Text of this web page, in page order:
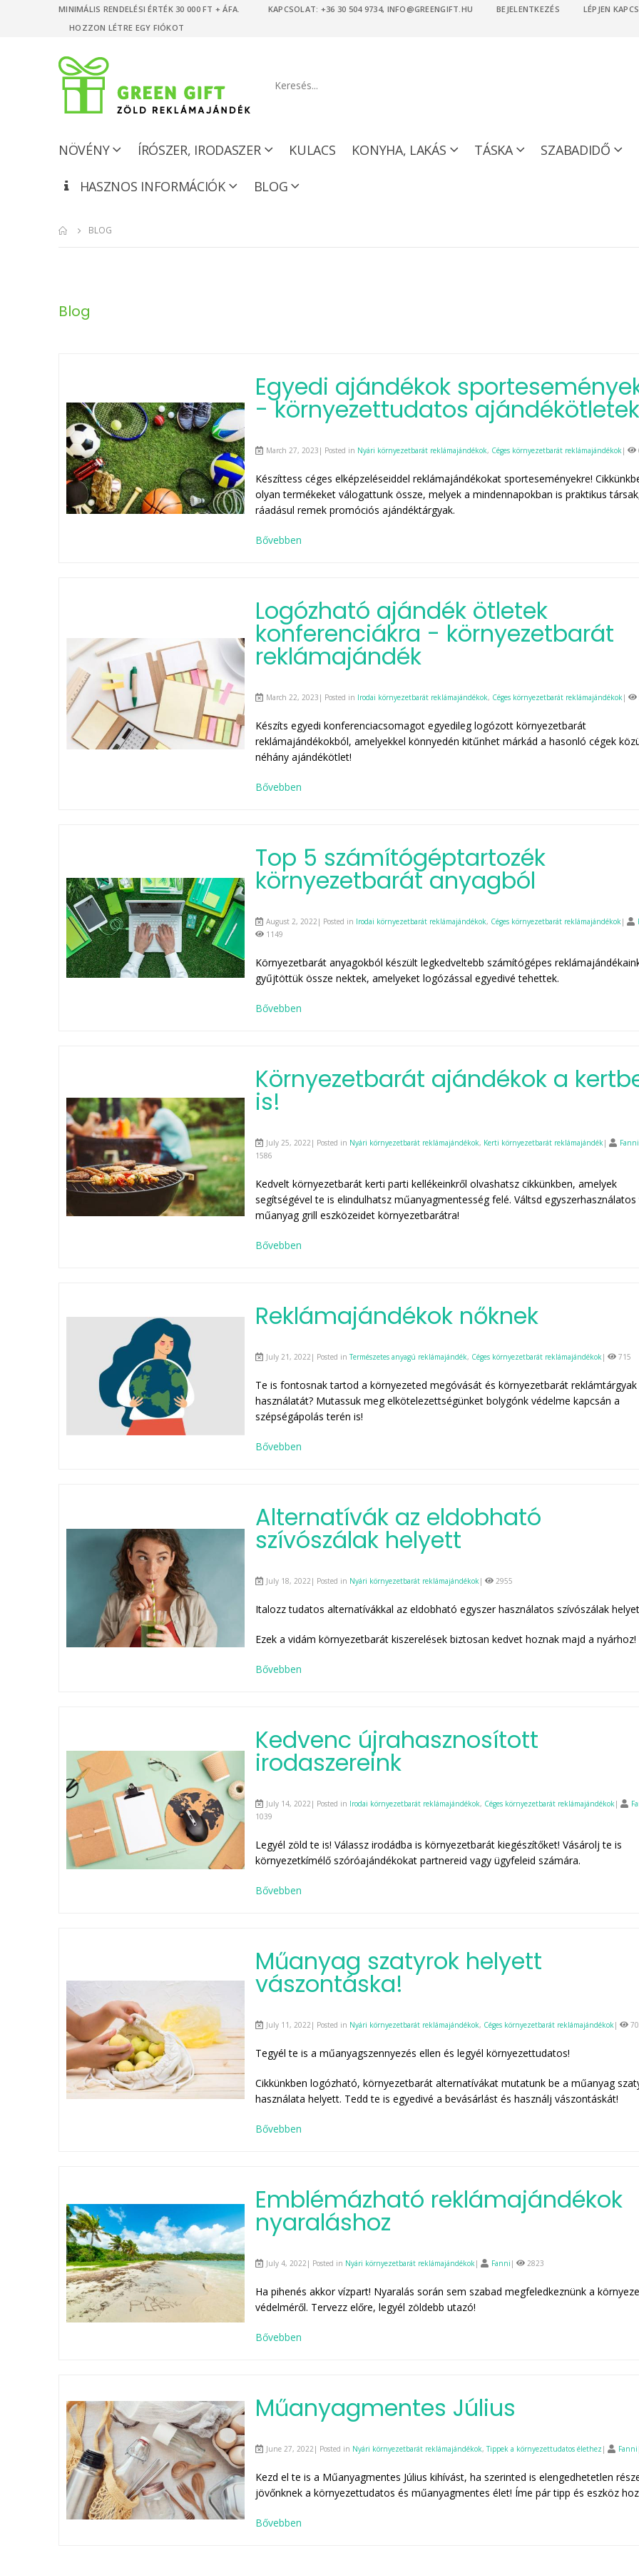
MINIMÁLIS RENDELÉSI ÉRTÉK 30 000 FT + ÁFA. KAPCSOLAT: +36 30 504 9734, INFO@GREENGIFT.HU BEJELENTKEZÉS
LÉPJEN
HOZZON LÉTRE EGY FIÓKOT
NÖVÉNY ÍRÓSZER, IRODASZER KULACS KONYHA, LAKÁS TÁSKA SZABADIDŐ
HASZNOS INFORMÁCIÓK BLOG
BLOG
Blog
Egyedi ajándékok
- környezettudatos ajándékötletek
March 27, 2023| Posted in Nyári környezetbarát reklámajándékok, Céges környezetbarát reklámajándékok|
Készíttess céges elképzeléseiddel reklámajándékokat sporteseményekre!
olyan termékeket válogattunk össze, melyek a mindennapokban is praktikus
ráadásul remek promóciós ajándéktárgyak.
Bővebben
Logózható ajándék ötletek
konferenciákra - környezetbarát
reklámajándék
March 22, 2023| Posted in Irodai környezetbarát reklámajándékok, Céges környezetbarát reklámajándékok|
Készíts egyedi konferenciacsomagot egyedileg logózott környezetbarát
reklámajándékokból, amelyekkel könnyedén kitűnhet márkád a hasonló cégek
néhány ajándékötlet!
Bővebben
Top 5 számítógéptartozék
környezetbarát anyagból
August 2, 2022| Posted in Irodai környezetbarát reklámajándékok, Céges környezetbarát reklámajándékok|
1149
Környezetbarát anyagokból készült legkedveltebb számítógépes
gyűjtöttük össze nektek, amelyeket logózással egyedivé tehettek.
Bővebben
Környezetbarát ajándékok a
is!
July 25, 2022| Posted in Nyári környezetbarát reklámajándékok, Kerti környezetbarát reklámajándék| Fanni
1586
Kedvelt környezetbarát kerti parti kellékeinkről olvashatsz cikkünkben, amelyek
segítségével te is elindulhatsz műanyagmentesség felé. Váltsd egyszerhasználatos
műanyag grill eszközeidet környezetbarátra!
Bővebben
Reklámajándékok nőknek
July 21, 2022| Posted inTermészetes anyagú reklámajándék, Céges környezetbarát reklámajándékok| 715
Te is fontosnak tartod a környezeted megóvását és környezetbarát reklámtárgyak
használatát? Mutassuk meg elkötelezettségünket bolygónk védelme kapcsán a
szépségápolás terén is!
Bővebben
Alternatívák az eldobható
szívószálak helyett
July 18, 2022| Posted in Nyári környezetbarát reklámajándékok| 2955
Italozz tudatos alternatívákkal az eldobható egyszer használatos szívószálak
Ezek a vidám környezetbarát kiszerelések biztosan kedvet hoznak majd a nyárhoz!
Bővebben
Kedvenc újrahasznosított
irodaszereink
July 14, 2022| Posted in Irodai környezetbarát reklámajándékok, Céges környezetbarát reklámajándékok|
1039
Legyél zöld te is! Válassz irodádba is környezetbarát kiegészítőket! Vásárolj te is
környezetkímélő szóróajándékokat partnereid vagy ügyfeleid számára.
Bővebben
Műanyag szatyrok helyett
vászontáska!
July 11, 2022| Posted in Nyári környezetbarát reklámajándékok, Céges környezetbarát reklámajándékok|
Tegyél te is a műanyagszennyezés ellen és legyél környezettudatos!
Cikkünkben logózható, környezetbarát alternatívákat mutatunk be a műanyag
használata helyett. Tedd te is egyedivé a bevásárlást és használj vászontáskát!
Bővebben
Emblémázható reklámajándékok
nyaraláshoz
July 4, 2022| Posted in Nyári környezetbarát reklámajándékok| Fanni | 2823
Ha pihenés akkor vízpart! Nyaralás során sem szabad megfeledkeznünk a
védelméről. Tervezz előre, legyél zöldebb utazó!
Bővebben
Műanyagmentes Július
June 27, 2022| Posted in Nyári környezetbarát reklámajándékok,Tippek a környezettudatos élethez | Fanni
Kezd el te is a Műanyagmentes Július kihívást, ha szerinted is elengedhetetlen
jövőnknek a környezettudatos és műanyagmentes élet! Íme pár tipp és eszköz
Bővebben